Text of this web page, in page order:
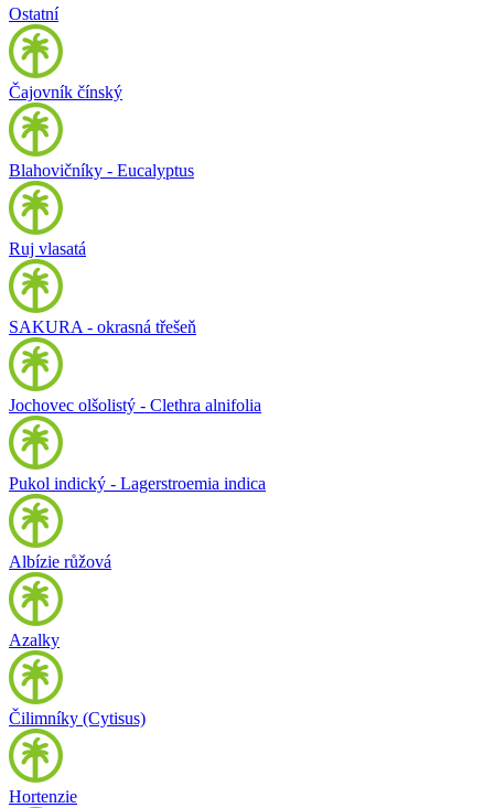
Ostatní
Čajovník čínský
Blahovičníky - Eucalyptus
Ruj vlasatá
SAKURA - okrasná třešeň
Jochovec olšolistý - Clethra alnifolia
Pukol indický - Lagerstroemia indica
Albízie růžová
Azalky
Čilimníky (Cytisus)
Hortenzie